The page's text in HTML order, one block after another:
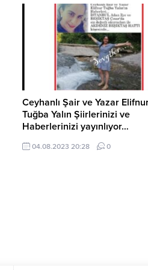
tarafı özenle yapılan reçeller
hepimiz çok severiz. Şeftali reçeli
masalarınızı renklendirecek
bir tanesidir. Yapımı...
Ceyhanlı Şair ve Yazar
Tuğba Yalın Şiirlerinizi ve
Haberlerinizi yayınlıyor…
04.08.2023 20:28 0